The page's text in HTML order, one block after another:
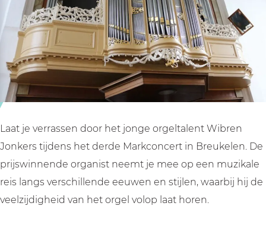
n
c
r
o
r
W
i
b
c
o
c
e
d
o
o
r
W
c
o
n
c
d
o
o
r
W
Laat je verrassen door het jonge orgeltalent Wibren
Jonkers tijdens het derde Markconcert in Breukelen. De
prijswinnende organist neemt je mee op een muzikale
reis langs verschillende eeuwen en stijlen, waarbij hij de
veelzijdigheid van het orgel volop laat horen.